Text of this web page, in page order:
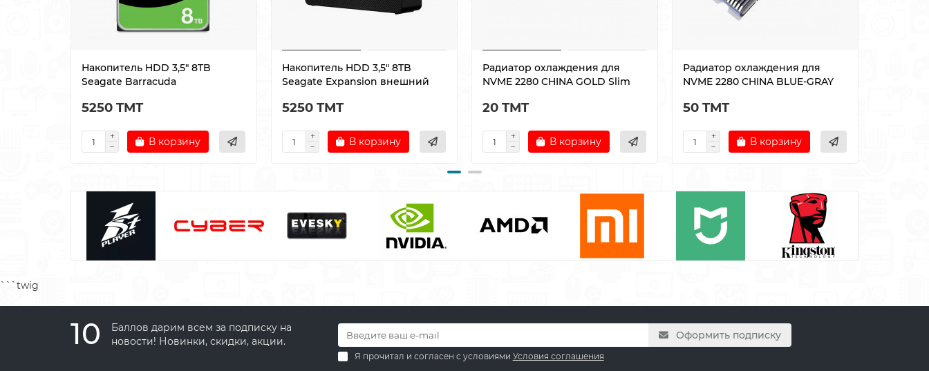
Накопитель HDD 3,5" 8TB
Seagate Barracuda
5250 TMT
В корзину
Накопитель HDD 3,5" 8TB
Seagate Expansion внешний
5250 TMT
В корзину
Радиатор охлаждения для
NVME 2280 CHINA GOLD Slim
20 TMT
В корзину
Радиатор охлаждения для
NVME 2280 CHINA BLUE-GRAY
50 TMT
В корзину
```twig
10
Баллов дарим всем за подписку на
новости! Новинки, скидки, акции.
Оформить подписку
Я прочитал и согласен с условиями Условия соглашения